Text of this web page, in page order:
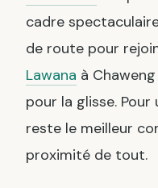
cadre
de route pour
Lawana à
pour la glisse.
reste le meilleur
proximité de tout.